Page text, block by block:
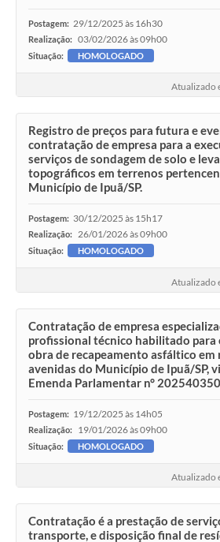
Postagem: 29/12/2025 às 16h30
Realização: 03/02/2026 às 09h00
Situação: HOMOLOGADO
Atualizado
Registro de preços para futura e
contratação de empresa para a
serviços de sondagem de solo e
topográficos em terrenos
Município de Ipuã/SP.
Postagem: 30/12/2025 às 15h17
Realização: 26/01/2026 às 09h00
Situação: HOMOLOGADO
Atualizado
Contratação de empresa
profissional técnico habilitado para
obra de recapeamento asfáltico em
avenidas do Município de Ipuã/SP,
Emenda Parlamentar n°
Postagem: 19/12/2025 às 14h05
Realização: 19/01/2026 às 09h00
Situação: HOMOLOGADO
Atualizado
Contratação é a prestação de
transporte, e disposição final de